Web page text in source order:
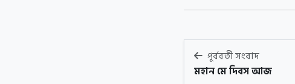
পূর্ববর্তী সংবাদ
মহান মে দিবস আজ